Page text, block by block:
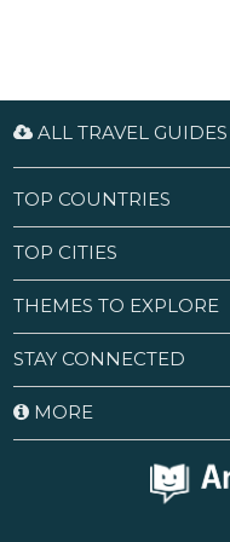
ALL TRAVEL GUIDES
TOP COUNTRIES
TOP CITIES
THEMES TO EXPLORE
STAY CONNECTED
MORE